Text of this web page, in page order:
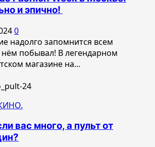
и эпично!
0
надолго запомнится всем
нём побывал! В легендарном
магазине на...
вас много, а пульт от